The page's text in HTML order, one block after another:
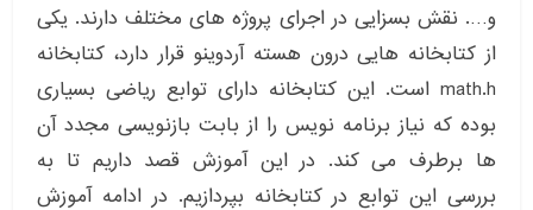
و…. نقش بسزایی در اجرای پروژه های مختلف دارند. یکی
از کتابخانه هایی درون هسته آردوینو قرار دارد، کتابخانه
math.h است. این کتابخانه دارای توابع ریاضی بسیاری
بوده که نیاز برنامه نویس را از بابت بازنویسی مجدد آن
ها برطرف می کند. در این آموزش قصد داریم تا به
بررسی این توابع در کتابخانه بپردازیم. در ادامه آموزش